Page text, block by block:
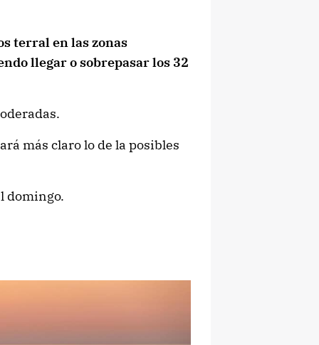
terral en las zonas
llegar o sobrepasar los 32
más claro lo de la posibles
domingo.